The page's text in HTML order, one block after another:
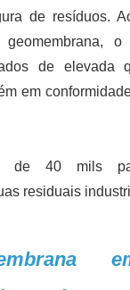
de resíduos.
geomembrana,
de elevada
em